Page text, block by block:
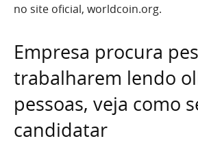
no site oficial, worldcoin.org.
Empresa procura
trabalharem lendo
pessoas, veja como
candidatar